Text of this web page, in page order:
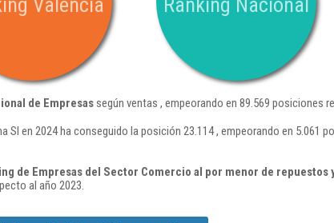
Valencia Ranking Nacional
de Empresassegún ventas , empeorando en 89.569 posiciones
Sl en 2024 ha conseguido la posición 23.114 , empeorando en 5.061
de Empresas del Sector Comercio al por menor de repuestos
al año 2023.